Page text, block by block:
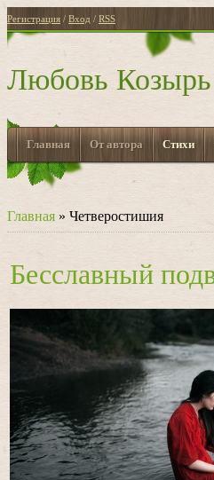
Регистрация / Вход / RSS
Любовь Козырь
Главная От автора Стихи
Главная » Четверостишия
Бесславный